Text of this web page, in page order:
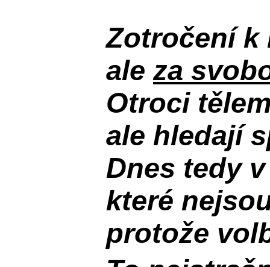
Zotročení k
ale za
Otroci
ale hledají
Dnes tedy
které
protože